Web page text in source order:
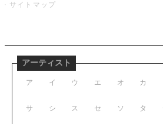
サイトマップ
アーティスト
ア イ ウ エ オ
サ シ ス セ ソ
カ
タ